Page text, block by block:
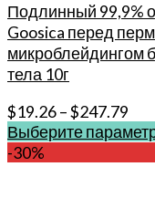
Подлинный 99,9%
Goosica перед
микроблейдингом
тела 10г
$19.26–$247.79
Выберите
Этот
-30%